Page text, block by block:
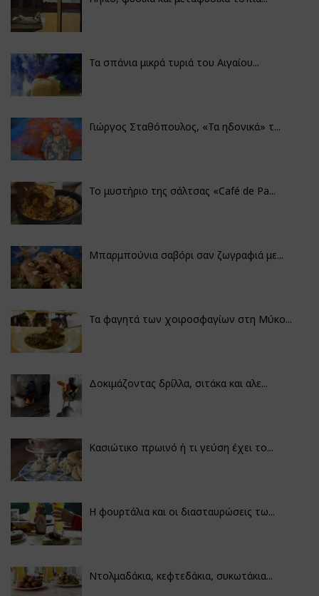
Τα σπάνια μικρά τυριά του Αιγαίου...
Γιώργος Σταθόπουλος, «Τα ηδονικά» τ...
Το μυστήριο της σάλτσας «Café de Pa...
Μπαρμπούνια σαβόρι σαν ζωγραφιά με...
Τα φαγητά των χοιροσφαγίων στη Μύκο...
Δοκιμάζοντας δρίλλα, σιτάκα και αλε...
Κασιώτικο πρωινό ή τι γεύση έχει το...
Η φουρτάλια και οι διασταυρώσεις τω...
Ντολμαδάκια, κεφτεδάκια, συκωτάκια...